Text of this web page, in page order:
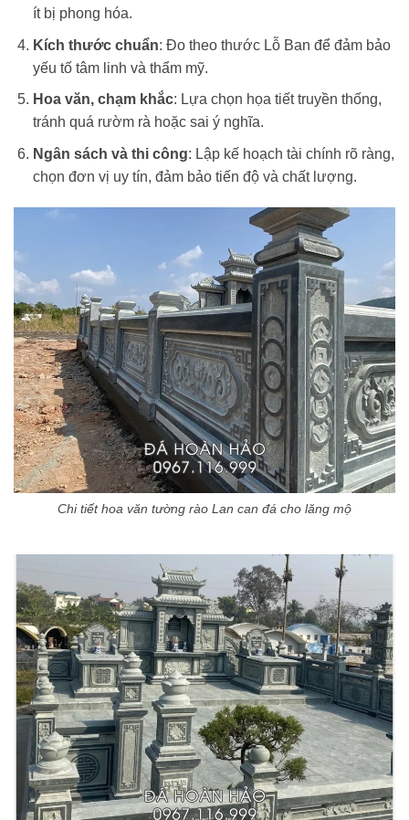
ít bị phong hóa.
Kích thước chuẩn: Đo theo thước Lỗ Ban để đảm bảo
yếu tố tâm linh và thẩm mỹ.
Hoa văn, chạm khắc: Lựa chọn họa tiết truyền thống,
tránh quá rườm rà hoặc sai ý nghĩa.
Ngân sách và thi công: Lập kế hoạch tài chính rõ ràng,
chọn đơn vị uy tín, đảm bảo tiến độ và chất lượng.
Chi tiết hoa văn tường rào Lan can đá cho lăng mộ